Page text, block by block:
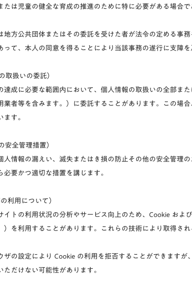
たは児童の健全な育成の推進のために特に必要がある場合
地方公共団体またはその委託を受けた者が法令の定める事
って、本人の同意を得ることにより当該事務の遂行に支障
扱いの委託）
成に必要な範囲内において、個人情報の取扱いの全部ま
業者等を含みます。）に委託することがあります。この場
す。
全管理措置）
人情報の漏えい、滅失またはき損の防止その他の安全管理
要かつ適切な措置を講じます。
利用について）
イトの利用状況の分析やサービス向上のため、Cookie およ
）を利用することがあります。これらの技術により取得さ
ザの設定により Cookie の利用を拒否することができます
だけない可能性があります。